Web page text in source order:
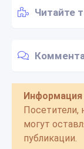
Читайте
Информация
Посетители,
могут
публикации.